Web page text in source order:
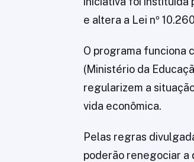
e altera a Lei nº
O programa funciona
(Ministério da
regularizem a
vida econômica.
Pelas regras
poderão renegociar a